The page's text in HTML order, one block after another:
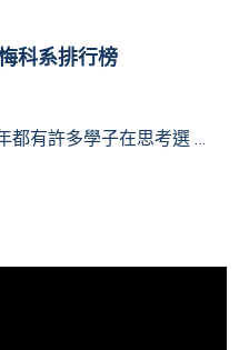
科系排行榜
都有許多學子在思考選 …